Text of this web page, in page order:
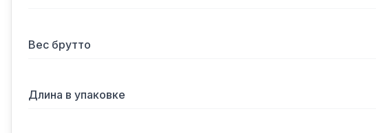
Вес брутто
Длина в упаковке